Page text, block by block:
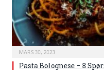
MARS 30, 2023
Pasta Bolognese – 8